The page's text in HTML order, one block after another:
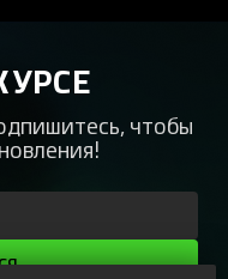
чтобы